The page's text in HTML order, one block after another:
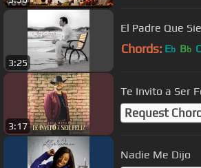
3:25
El Padre Que
Chords: Eb Bb C
3:17
Te Invito a Ser
Request
Nadie Me Dijo